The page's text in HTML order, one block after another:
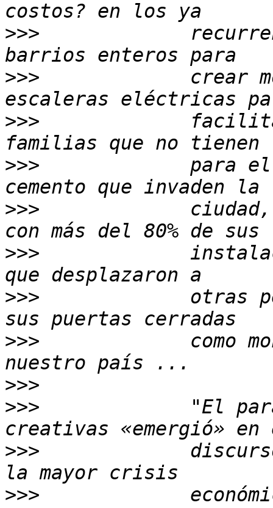
>>>
>>>
crear
>>>
>>>
para
>>>
>>>
>>>
otras
>>>
como
>>>
>>>
"El
>>>
>>>